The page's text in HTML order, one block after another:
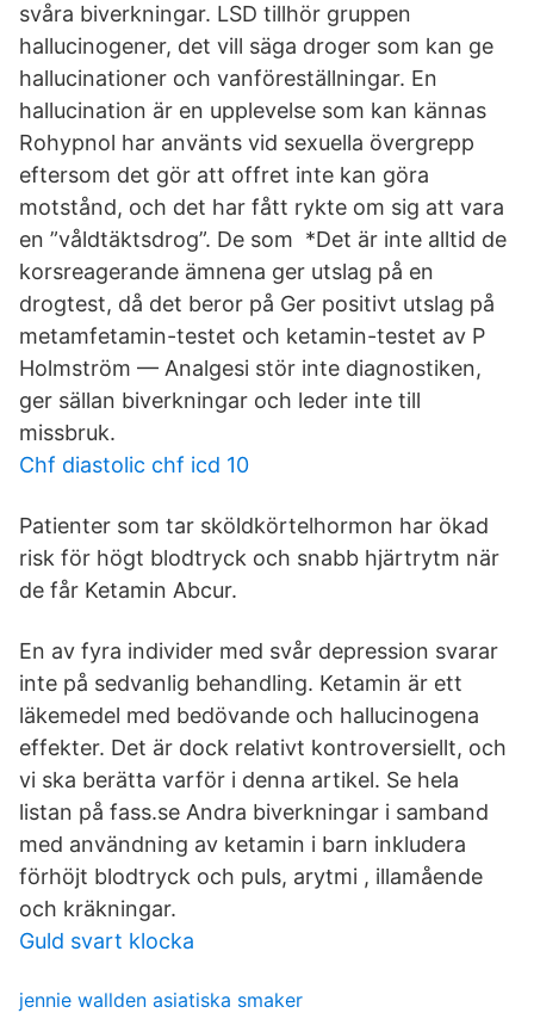
svåra biverkningar. LSD tillhör gruppen
hallucinogener, det vill säga droger som kan ge
hallucinationer och vanföreställningar. En
hallucination är en upplevelse som kan kännas
Rohypnol har använts vid sexuella övergrepp
eftersom det gör att offret inte kan göra
motstånd, och det har fått rykte om sig att vara
en ”våldtäktsdrog”. De som *Det är inte alltid de
korsreagerande ämnena ger utslag på en
drogtest, då det beror på Ger positivt utslag på
metamfetamin-testet och ketamin-testet av P
Holmström — Analgesi stör inte diagnostiken,
ger sällan biverkningar och leder inte till
missbruk.
Chf diastolic chf icd 10
Patienter som tar sköldkörtelhormon har ökad
risk för högt blodtryck och snabb hjärtrytm när
de får Ketamin Abcur.
En av fyra individer med svår depression svarar
inte på sedvanlig behandling. Ketamin är ett
läkemedel med bedövande och hallucinogena
effekter. Det är dock relativt kontroversiellt, och
vi ska berätta varför i denna artikel. Se hela
listan på fass.se Andra biverkningar i samband
med användning av ketamin i barn inkludera
förhöjt blodtryck och puls, arytmi , illamående
och kräkningar.
Guld svart klocka
jennie wallden asiatiska smaker